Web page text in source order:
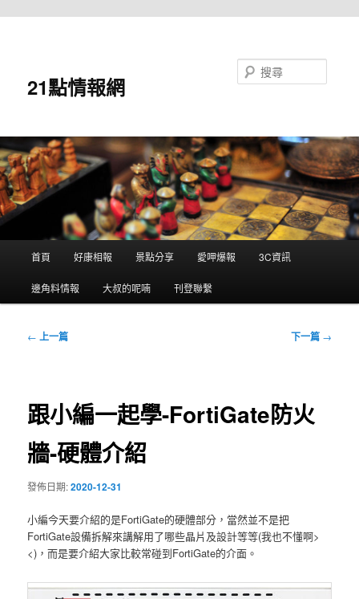
21點情報網
首頁 好康相報 景點分享 愛呷爆報 3C資訊
邊角料情報 大叔的呢喃 刊登聯繫
文← 上一篇 下一篇 →
跟小編一起學-FortiGate防火
牆-硬體介紹
發佈日期:2020-12-31
小編今天要介紹的是FortiGate的硬體部分，當然並不是把
FortiGate設備拆解來講解用了哪些晶片及設計等等(我也不懂啊>
<)，而是要介紹大家比較常碰到FortiGate的介面。